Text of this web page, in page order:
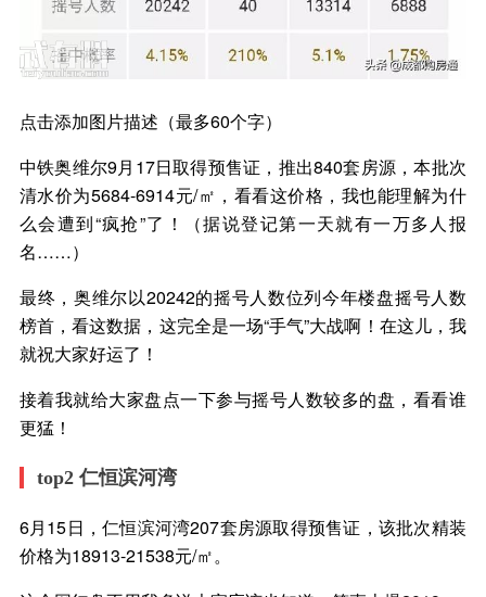
点击添加图片描述（最多60个字）
中铁奥维尔9月17日取得预售证，推出840套房源，本批次
清水价为5684-6914元/㎡，看看这价格，我也能理解为什
么会遭到“疯抢”了！（据说登记第一天就有一万多人报
名……）
最终，奥维尔以20242的摇号人数位列今年楼盘摇号人数
榜首，看这数据，这完全是一场“手气”大战啊！在这儿，我
就祝大家好运了！
接着我就给大家盘点一下参与摇号人数较多的盘，看看谁
更猛！
top2 仁恒滨河湾
6月15日，仁恒滨河湾207套房源取得预售证，该批次精装
价格为18913-21538元/㎡。